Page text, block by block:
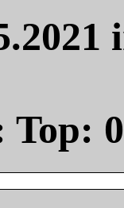
Top: 0